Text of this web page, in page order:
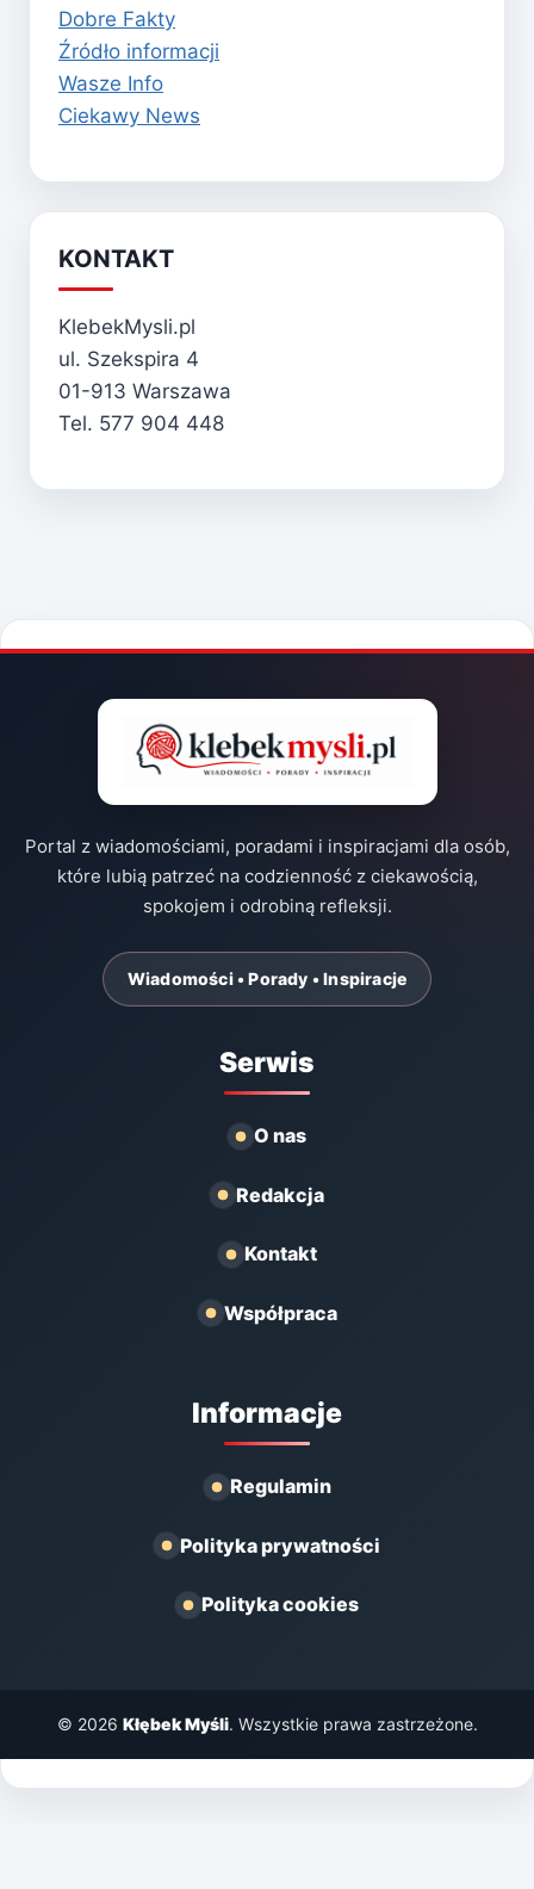
Dobre Fakty
Źródło informacji
Wasze Info
Ciekawy News
KONTAKT
KlebekMysli.pl
ul. Szekspira 4
01-913 Warszawa
Tel. 577 904 448
Portal z wiadomościami, poradami i inspiracjami dla osób,
które lubią patrzeć na codzienność z ciekawością,
spokojem i odrobiną refleksji.
Wiadomości • Porady • Inspiracje
Serwis
O nas
Redakcja
Kontakt
Współpraca
Informacje
Regulamin
Polityka prywatności
Polityka cookies
© 2026 Kłębek Myśli. Wszystkie prawa zastrzeżone.